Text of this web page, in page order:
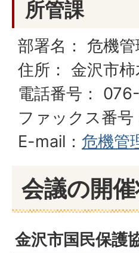
所管課
部署名： 危機
住所： 金沢市柿
電話番号：
ファックス番
E-mail： 危機管
会議の開
金沢市国民保護